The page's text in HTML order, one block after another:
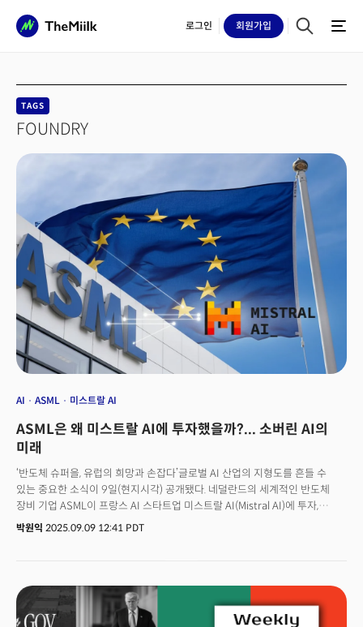
로그인 회원가입
TAGS
FOUNDRY
AI ASML 미스트랄 AI
ASML은 왜 미스트랄 AI에 투자했을까?... 소버린 AI의
미래
‘반도체 슈퍼을, 유럽의 희망과 손잡다’글로벌 AI 산업의 지형도를 흔들 수
있는 중요한 소식이 9일(현지시각) 공개됐다. 네덜란드의 세계적인 반도체
장비 기업 ASML이 프랑스 AI 스타트업 미스트랄 AI(Mistral AI)에 투자,
최대주주가 됐다고 발표한 것.ASML은 이날 성명을 통해 “미스트랄 AI의
117억유로(약 19조원)으로 껑충 뛰며 유럽에서 가장 기업가치가 큰 AI
스타트업으로서의 지위를 공고히 했다. 이번 계약은 미스트랄 AI가 6억유로의
시리즈 B 투자를 유치하며 58억유로(약 9조4000억원)로 기업 가치를
박원익 2025.09.09 12:41 PDT